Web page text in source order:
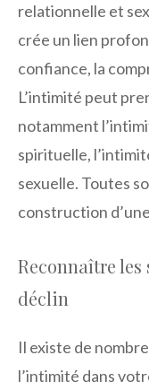
relationnelle et
crée un lien
confiance, la
L’intimité peut
notamment
spirituelle,
sexuelle. Toutes
construction
Reconnaître
déclin
Il existe de
l’intimité dans